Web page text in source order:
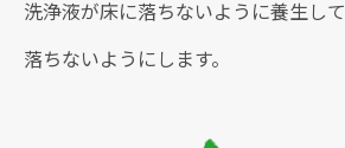
洗浄液が床に落ちないように養生して
落ちないようにします。